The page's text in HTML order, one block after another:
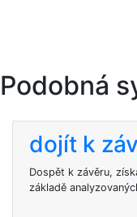
Podobná
dojít k
Dospět k závěru,
základě